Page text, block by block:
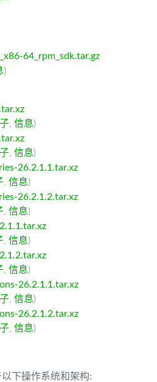
64_rpm_sdk.tar.gz
)
, 信息)
, 信息)
26.2.1.1.tar.xz
, 信息)
26.2.1.2.tar.xz
, 信息)
, 信息)
, 信息)
26.2.1.1.tar.xz
, 信息)
26.2.1.2.tar.xz
, 信息)
下操作系统和架构: